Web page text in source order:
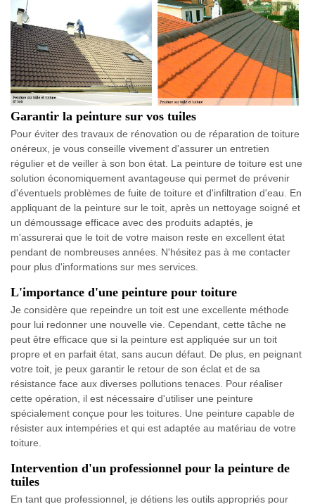
Garantir la peinture sur vos tuiles
Pour éviter des travaux de rénovation ou de réparation de toiture
onéreux, je vous conseille vivement d'assurer un entretien
régulier et de veiller à son bon état. La peinture de toiture est une
solution économiquement avantageuse qui permet de prévenir
d'éventuels problèmes de fuite de toiture et d'infiltration d'eau. En
appliquant de la peinture sur le toit, après un nettoyage soigné et
un démoussage efficace avec des produits adaptés, je
m'assurerai que le toit de votre maison reste en excellent état
pendant de nombreuses années. N'hésitez pas à me contacter
pour plus d'informations sur mes services.
L'importance d'une peinture pour toiture
Je considère que repeindre un toit est une excellente méthode
pour lui redonner une nouvelle vie. Cependant, cette tâche ne
peut être efficace que si la peinture est appliquée sur un toit
propre et en parfait état, sans aucun défaut. De plus, en peignant
votre toit, je peux garantir le retour de son éclat et de sa
résistance face aux diverses pollutions tenaces. Pour réaliser
cette opération, il est nécessaire d'utiliser une peinture
spécialement conçue pour les toitures. Une peinture capable de
résister aux intempéries et qui est adaptée au matériau de votre
toiture.
Intervention d'un professionnel pour la peinture de
tuiles
En tant que professionnel, je détiens les outils appropriés pour